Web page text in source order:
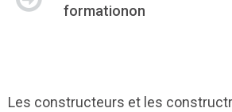
formationon
Les constructeurs et les